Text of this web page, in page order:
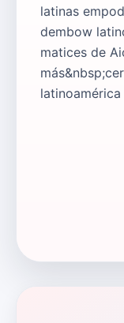
latinas
dembow
matices de